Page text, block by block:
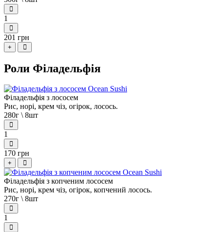
1
201 грн
+
Роли Філадельфія
Філадельфія з лососем
Рис, норі, крем чіз, огірок, лосось.
280г \ 8шт
1
170 грн
+
Філадельфія з копченим лососем
Рис, норі, крем чіз, огірок, копчений лосось.
270г \ 8шт
1